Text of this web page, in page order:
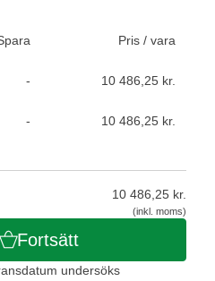
Pris / vara
- 10 486,25 kr.
- 10 486,25 kr.
10 486,25 kr.
(inkl. moms)
Fortsätt
undersöks